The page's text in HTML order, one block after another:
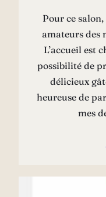
Pour ce salon,
amateurs des
L’accueil est
possibilité de
délicieux
heureuse de
mes